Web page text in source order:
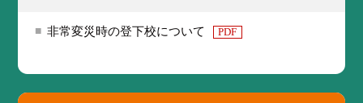
非常変災時の登下校について PDF